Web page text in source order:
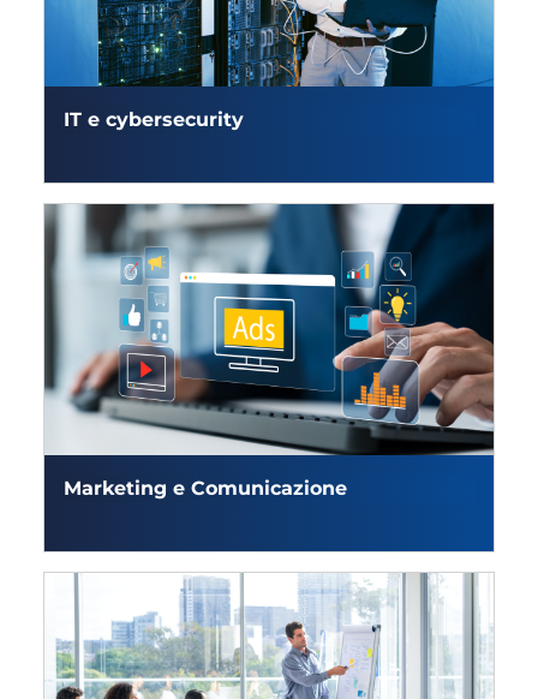
IT e cybersecurity
Marketing e Comunicazione